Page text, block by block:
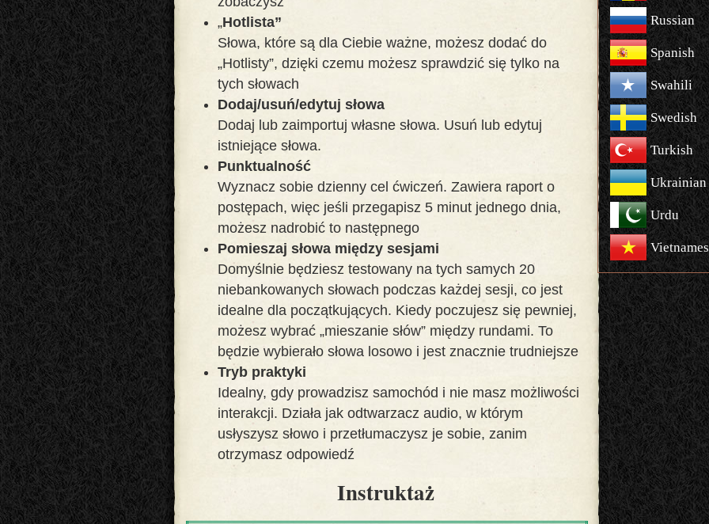
„Hotlista”
Słowa, które są dla Ciebie ważne, możesz dodać do
„Hotlisty”, dzięki czemu możesz sprawdzić się tylko na
tych słowach
Dodaj/usuń/edytuj słowa
Dodaj lub zaimportuj własne słowa. Usuń lub edytuj
istniejące słowa.
Punktualność
Wyznacz sobie dzienny cel ćwiczeń. Zawiera raport o
postępach, więc jeśli przegapisz 5 minut jednego dnia,
możesz nadrobić to następnego
Pomieszaj słowa między sesjami
Domyślnie będziesz testowany na tych samych 20
niebankowanych słowach podczas każdej sesji, co jest
idealne dla początkujących. Kiedy poczujesz się pewniej,
możesz wybrać „mieszanie słów” między rundami. To
będzie wybierało słowa losowo i jest znacznie trudniejsze
Tryb praktyki
Idealny, gdy prowadzisz samochód i nie masz możliwości
interakcji. Działa jak odtwarzacz audio, w którym
usłyszysz słowo i przetłumaczysz je sobie, zanim
otrzymasz odpowiedź
Instruktaż
Russian
Spanish
Swahili
Swedish
Turkish
Ukrainian
Urdu